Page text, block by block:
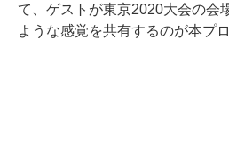
て、ゲストが東京2020大会の会
ような感覚を共有するのが本プ